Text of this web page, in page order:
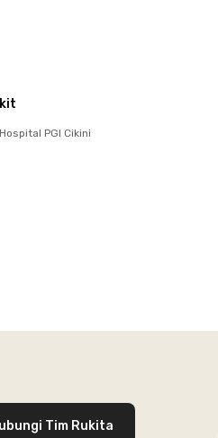
PGI Cikini
Tim Rukita